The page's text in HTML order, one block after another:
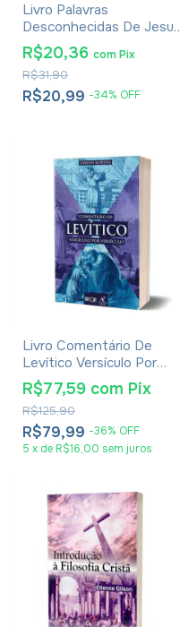
Livro Palavras
Desconhecidas De Jesus
- Joachim Jeremias
R$20,99 -34% OFF
R$31,90
R$20,36 comPix
Livro Comentário De
Levítico Versículo Por
Versículo - Odilon Moreira
R$79,99 -36% OFF
R$125,90
R$77,59 com Pix
5 x de R$16,00 sem juros